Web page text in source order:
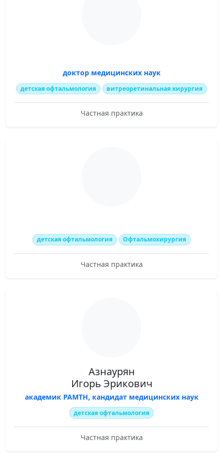
доктор медицинских наук
детская офтальмология витреоретинальная хирургия
Частная практика
детская офтальмология Офтальмохирургия
Частная практика
Азнаурян
Игорь Эрикович
академик РАМТН, кандидат медицинских наук
детская офтальмология
Частная практика